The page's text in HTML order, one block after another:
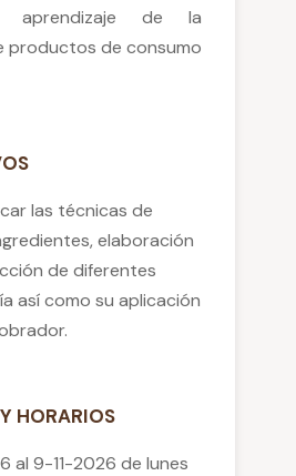
aprendizaje de la
productos de consumo
las técnicas de
elaboración
de diferentes
así como su aplicación
HORARIOS
al 9-11-2026 de lunes